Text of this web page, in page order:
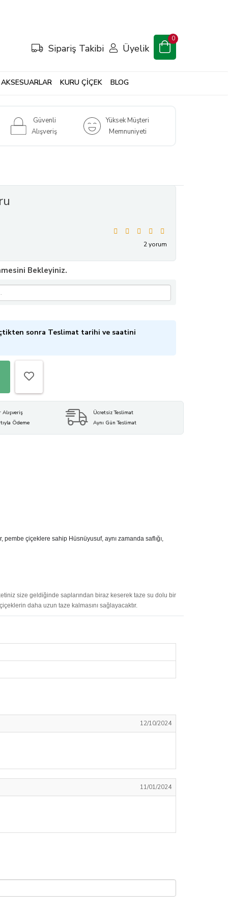
Sipariş Takibi Üyelik
0
AKSESUARLAR KURU ÇİÇEK BLOG
Güvenli
Alışveriş
Yüksek Müşteri
Memnuniyeti
2 yorum
Bekleyiniz.
sonra Teslimat tarihi ve saatini
Alışveriş
Ödeme
Ücretsiz Teslimat
Aynı Gün Teslimat
pembe çiçeklere sahip Hüsnüyusuf, aynı zamanda saflığı,
size geldiğinde saplarından biraz keserek taze su dolu bir
daha uzun taze kalmasını sağlayacaktır.
12/10/2024
11/01/2024